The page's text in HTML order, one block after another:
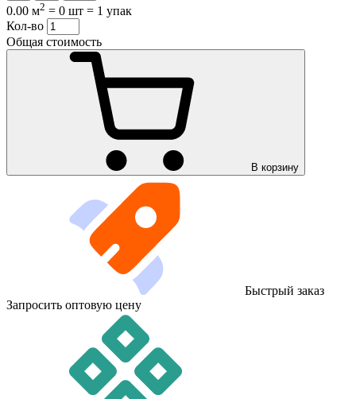
0.00 м2 = 0 шт = 1 упак
Кол-во
Общая стоимость
В корзину
Быстрый заказ
Запросить оптовую цену